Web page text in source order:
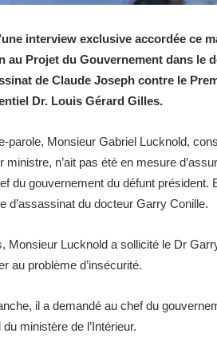
interview exclusive accordée ce
au Projet du Gouvernement dans le
de Claude Joseph contre le
Dr. Louis Gérard Gilles.
parole, Monsieur Gabriel Lucknold,
ministre, n’ait pas été en mesure
du gouvernement du défunt président.
d’assassinat du docteur Garry Conille.
Monsieur Lucknold a sollicité le Dr
au problème d’insécurité.
il a demandé au chef du
du ministère de l’Intérieur.